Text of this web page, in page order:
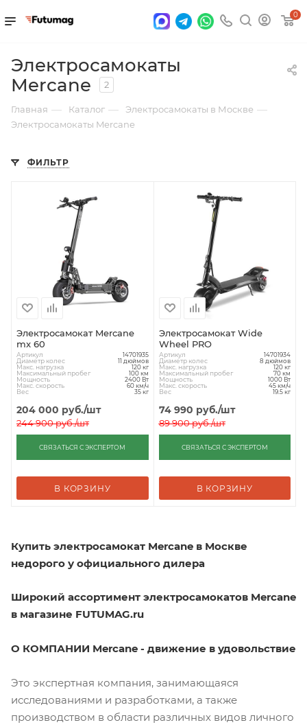
0
Электросамокаты
Mercane
2
Главная — Каталог — Электросамокаты в Москве —
Электросамокаты Mercane
ФИЛЬТР
Электросамокат Mercane
mx 60
Артикул 14701935
Диаметр колес 11 дюймов
Макс. нагрузка 120 кг
Максимальный пробег 100 км
Мощность 2400 Вт
Макс. скорость 60 км/ч
Вес 35 кг
204 000 руб./шт
244 900руб./шт
СВЯЗАТЬСЯ С ЭКСПЕРТОМ
В КОРЗИНУ
Электросамокат Wide
Wheel PRO
Артикул 14701934
Диаметр колес 8 дюймов
Макс. нагрузка 120 кг
Максимальный пробег 70 км
Мощность 1000 Вт
Макс. скорость 45 км/ч
Вес 19.5 кг
74 990 руб./шт
89 900руб./шт
СВЯЗАТЬСЯ С ЭКСПЕРТОМ
В КОРЗИНУ
Купить электросамокат Mercane в Москве
недорого у официального дилера
Широкий ассортимент электросамокатов Mercane
в магазине FUTUMAG.ru
О КОМПАНИИ Mercane - движение в удовольствие
Это экспертная компания, занимающаяся
исследованиями и разработками, а также
производством в области различных видов личного